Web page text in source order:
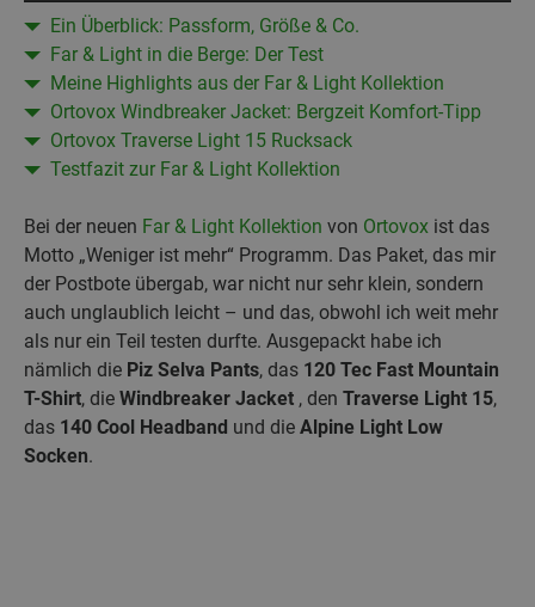
Ein Überblick: Passform, Größe & Co.
Far & Light in die Berge: Der Test
Meine Highlights aus der Far & Light Kollektion
Ortovox Windbreaker Jacket: Bergzeit Komfort-Tipp
Ortovox Traverse Light 15 Rucksack
Testfazit zur Far & Light Kollektion
Bei der neuen Far & Light Kollektion von Ortovox ist das
Motto „Weniger ist mehr“ Programm. Das Paket, das mir
der Postbote übergab, war nicht nur sehr klein, sondern
auch unglaublich leicht – und das, obwohl ich weit mehr
als nur ein Teil testen durfte. Ausgepackt habe ich
nämlich die Piz Selva Pants, das 120 Tec Fast Mountain
T-Shirt, die Windbreaker Jacket , den Traverse Light 15,
das 140 Cool Headband und die Alpine Light Low
Socken.